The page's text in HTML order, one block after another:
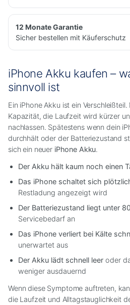
12 Monate Garantie
Sicher bestellen mit Käuferschutz
iPhone Akku kaufen –
sinnvoll ist
Ein iPhone Akku ist ein
Kapazität, die Laufzeit wird kürzer
nachlassen. Spätestens wenn dein
durchhält oder der Batteriezustand
sich ein neuer iPhone Akku.
Der Akku hält kaum noch einen
Das iPhone schaltet sich
Restladung angezeigt wird
Der Batteriezustand liegt unter
Servicebedarf an
Das iPhone verliert bei Kälte
unerwartet aus
Der Akku lädt schnell leer oder
weniger ausdauernd
Wenn diese Symptome auftreten,
die Laufzeit und Alltagstauglichkeit